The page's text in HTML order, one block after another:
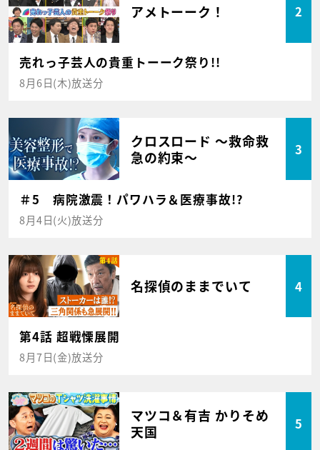
アメトーーク！ 2
売れっ子芸人の貴重トーーク祭り!!
8月6日(木)放送分
クロスロード ～救命救
急の約束～
3
＃5 病院激震！パワハラ＆医療事故!?
8月4日(火)放送分
名探偵のままでいて 4
第4話 超戦慄展開
8月7日(金)放送分
マツコ＆有吉 かりそめ
天国
5